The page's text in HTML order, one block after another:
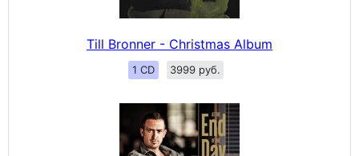
Till Bronner - Christmas Album
1 CD 3999 руб.